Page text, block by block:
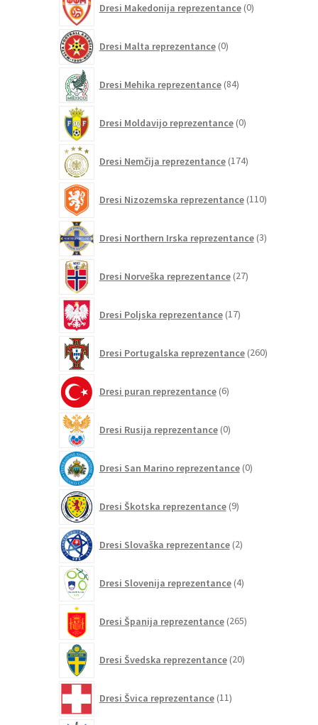
Dresi Makedonija reprezentance 0izdelkov
Dresi Malta reprezentance 0izdelkov
Dresi Mehika reprezentance 84izdelkov
Dresi Moldavijo reprezentance 0izdelkov
Dresi Nemčija reprezentance 174izdelkov
Dresi Nizozemska reprezentance 110izdelkov
Dresi Northern Irska reprezentance 3izdelki
Dresi Norveška reprezentance 27izdelkov
Dresi Poljska reprezentance 17izdelkov
Dresi Portugalska reprezentance 260izdelkov
Dresi puran reprezentance 6izdelkov
Dresi Rusija reprezentance 0izdelkov
Dresi San Marino reprezentance 0izdelkov
Dresi Škotska reprezentance 9izdelkov
Dresi Slovaška reprezentance 2izdelka
Dresi Slovenija reprezentance 4izdelki
Dresi Španija reprezentance 265izdelkov
Dresi Švedska reprezentance 20izdelkov
Dresi Švica reprezentance 11izdelkov